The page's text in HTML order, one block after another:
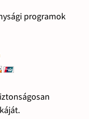
programok